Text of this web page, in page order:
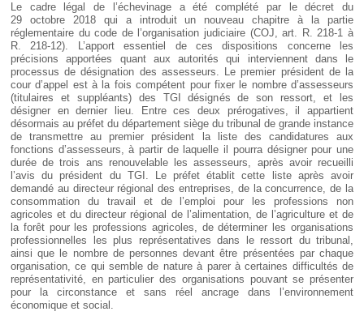
Le cadre légal de l’échevinage a été complété par le décret du
29 octobre 2018 qui a introduit un nouveau chapitre à la partie
réglementaire du code de l’organisation judiciaire (COJ, art. R. 218-1 à
R. 218-12). L’apport essentiel de ces dispositions concerne les
précisions apportées quant aux autorités qui interviennent dans le
processus de désignation des assesseurs. Le premier président de la
cour d’appel est à la fois compétent pour fixer le nombre d’assesseurs
(titulaires et suppléants) des TGI désignés de son ressort, et les
désigner en dernier lieu. Entre ces deux prérogatives, il appartient
désormais au préfet du département siège du tribunal de grande instance
de transmettre au premier président la liste des candidatures aux
fonctions d’assesseurs, à partir de laquelle il pourra désigner pour une
durée de trois ans renouvelable les assesseurs, après avoir recueilli
l’avis du président du TGI. Le préfet établit cette liste après avoir
demandé au directeur régional des entreprises, de la concurrence, de la
consommation du travail et de l’emploi pour les professions non
agricoles et du directeur régional de l’alimentation, de l’agriculture et de
la forêt pour les professions agricoles, de déterminer les organisations
professionnelles les plus représentatives dans le ressort du tribunal,
ainsi que le nombre de personnes devant être présentées par chaque
organisation, ce qui semble de nature à parer à certaines difficultés de
représentativité, en particulier des organisations pouvant se présenter
pour la circonstance et sans réel ancrage dans l’environnement
économique et social.